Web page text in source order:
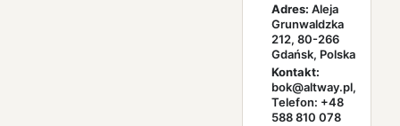
Adres: Aleja
Grunwaldzka
212, 80-266
Gdańsk, Polska
Kontakt:
bok@altway.pl,
Telefon: +48
588 810 078